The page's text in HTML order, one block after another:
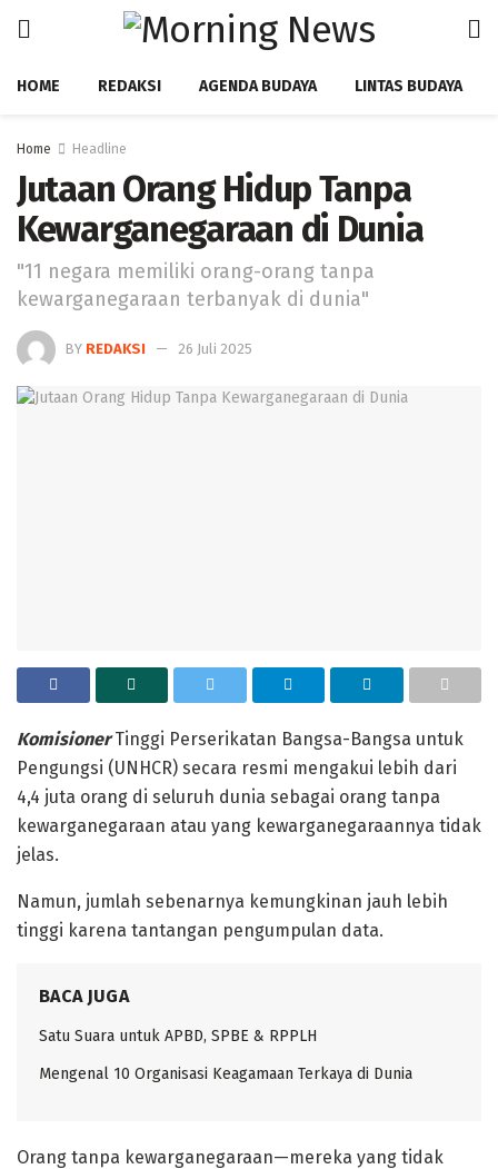
HOME REDAKSI AGENDA BUDAYA LINTAS BUDAYA
Home Headline
Jutaan Orang Hidup Tanpa
Kewarganegaraan di Dunia ‎
‎"11 negara memiliki orang-orang tanpa
kewarganegaraan terbanyak di dunia" ‎
BY REDAKSI 26 Juli 2025
KomisionerTinggi Perserikatan Bangsa-Bangsa untuk
Pengungsi (UNHCR) secara resmi mengakui lebih dari
4,4 juta orang di seluruh dunia sebagai orang tanpa
kewarganegaraan atau yang kewarganegaraannya tidak
jelas.
Namun, jumlah sebenarnya kemungkinan jauh lebih
tinggi karena tantangan pengumpulan data.
BACA JUGA
Satu Suara untuk APBD, SPBE & RPPLH
Mengenal 10 Organisasi Keagamaan Terkaya di Dunia ‎
‎Orang tanpa kewarganegaraan—mereka yang tidak